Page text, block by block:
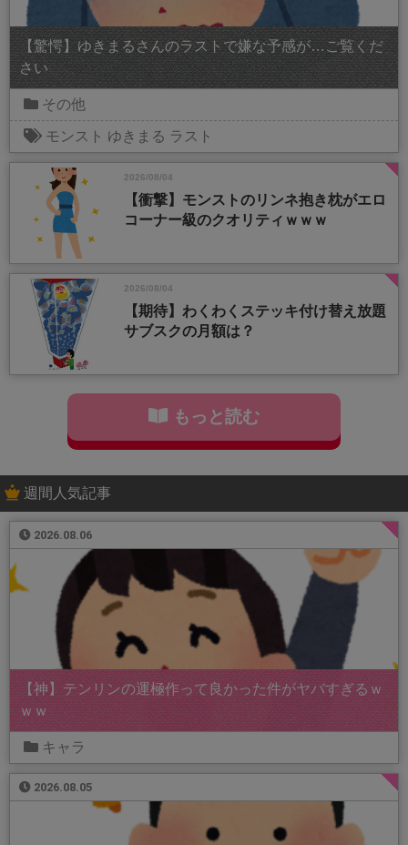
【驚愕】ゆきまるさんのラストで嫌な予感が…ご覧くだ
さい
その他
モンスト ゆきまる ラスト
2026/08/04
【衝撃】モンストのリンネ抱き枕がエロ
コーナー級のクオリティｗｗｗ
2026/08/04
【期待】わくわくステッキ付け替え放題
サブスクの月額は？
もっと読む
週間人気記事
2026.08.06
【神】テンリンの運極作って良かった件がヤバすぎるｗ
ｗｗ
キャラ
2026.08.05